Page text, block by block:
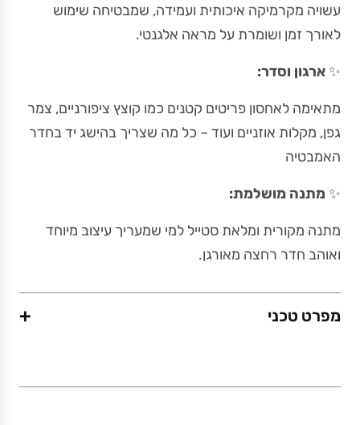
עשויה מקרמיקה איכותית ועמידה, שמבטיחה שימוש
לאורך זמן ושומרת על מראה אלגנטי.
✨ארגון וסדר:
מתאימה לאחסון פריטים קטנים כמו קוצץ ציפורניים, צמר
גפן, מקלות אוזניים ועוד – כל מה שצריך בהישג יד בחדר
האמבטיה
✨ מתנה מושלמת:
מתנה מקורית ומלאת סטייל למי שמעריך עיצוב מיוחד
ואוהב חדר רחצה מאורגן.
מפרט טכני +
משקל (גרם)